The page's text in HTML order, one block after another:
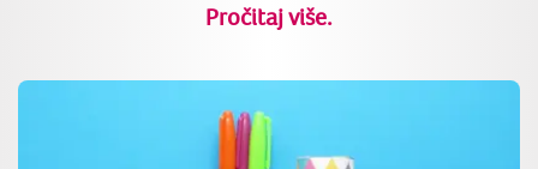
Pročitaj više.